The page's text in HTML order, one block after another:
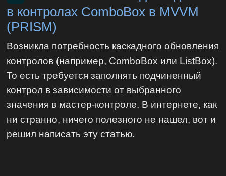
в контролах ComboBox в MVVM
(PRISM)
Возникла потребность каскадного обновления
контролов (например, ComboBox или ListBox).
То есть требуется заполнять подчиненный
контрол в зависимости от выбранного
значения в мастер-контроле. В интернете, как
ни странно, ничего полезного не нашел, вот и
решил написать эту статью.